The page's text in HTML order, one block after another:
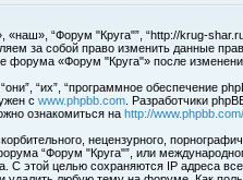
“Форум "Круга"”, “http://krug-
за собой право изменить данные
форума «Форум "Круга"» после
“их”, “программное обеспечение
с www.phpbb.com . Разработчики
ознакомиться на http://www.phpbb.com/
нецензурного,
“Форум "Круга"”, или
С этой целью сохраняются IP адреса